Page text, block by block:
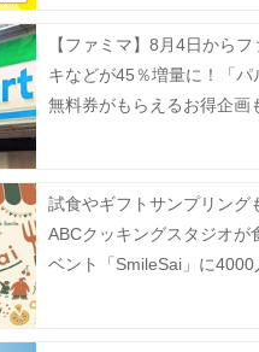
【ファミマ】8月4日からフ
キなどが45％増量に！「パ
無料券がもらえるお得企画
試食やギフトサンプリング
ABCクッキングスタジオが
ベント「SmileSai」に4000